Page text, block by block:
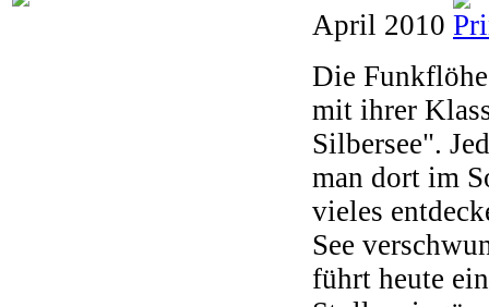
April 2010
Die Funkflöhe
mit ihrer
Silbersee".
man dort im
vieles
See
führt heute